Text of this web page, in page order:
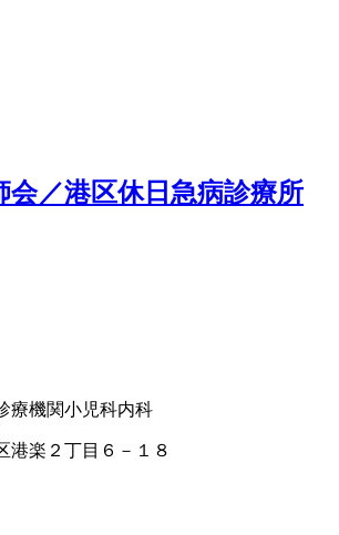
会／港区休日急病診療所
療機関小児科内科
港楽２丁目６－１８